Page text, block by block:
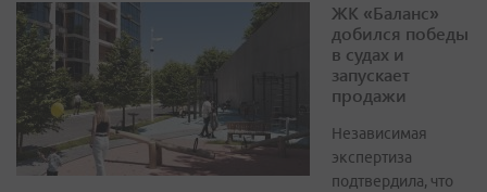
ЖК «Баланс»
добился победы
в судах и
запускает
продажи
Независимая
экспертиза
подтвердила, что